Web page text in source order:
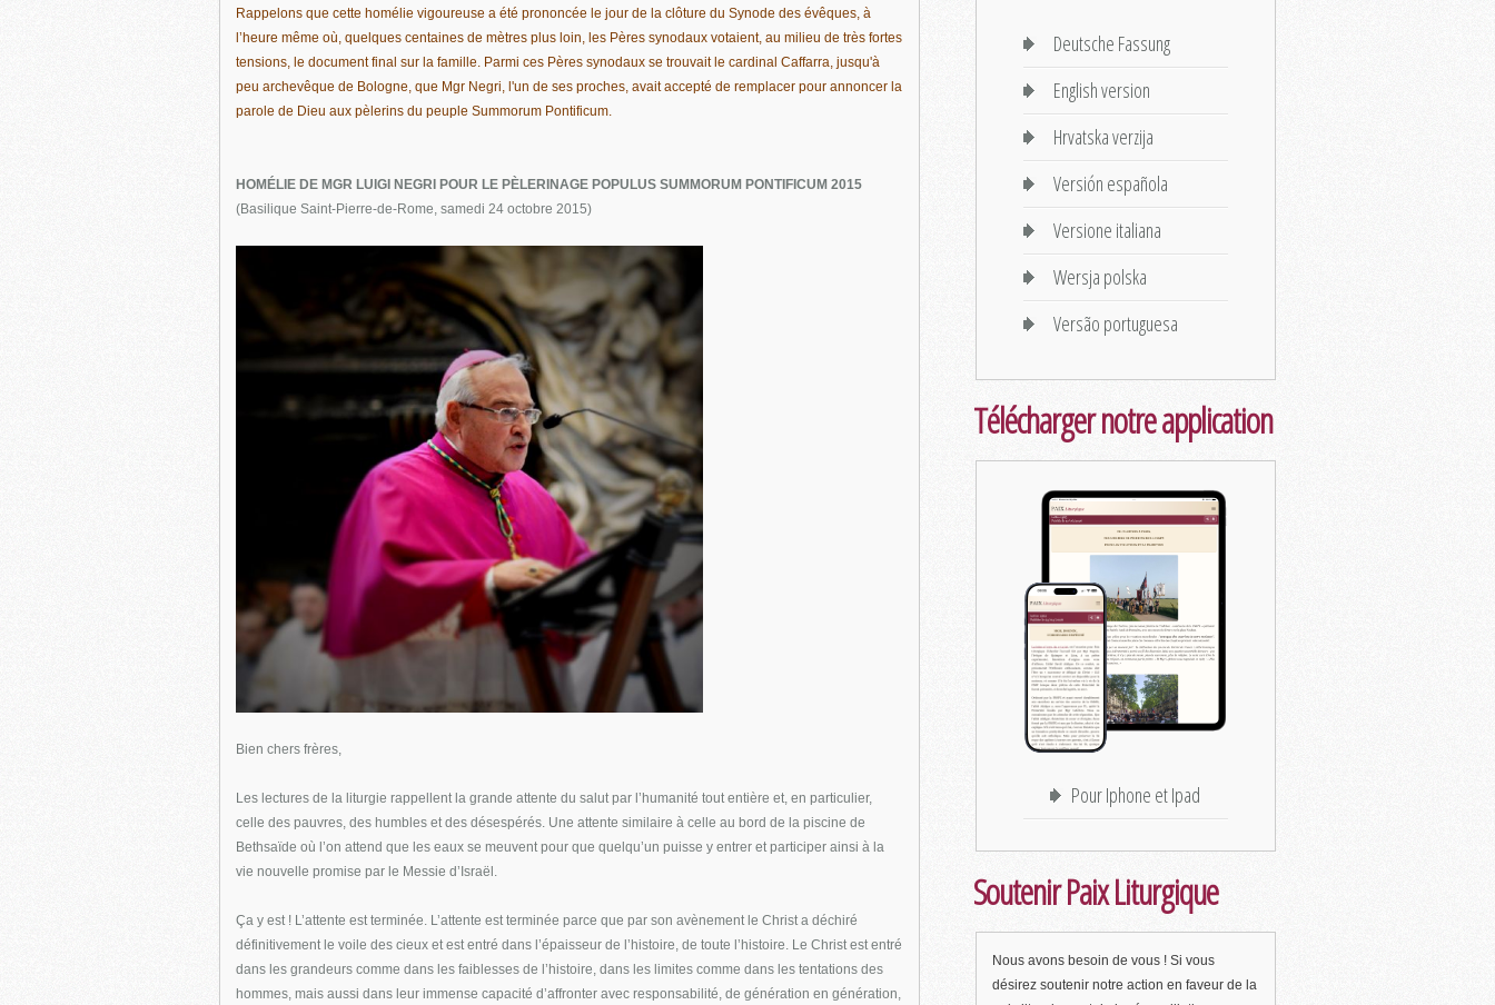
Rappelons que cette homélie vigoureuse a été prononcée le jour de la clôture du Synode des évêques, à
l’heure même où, quelques centaines de mètres plus loin, les Pères synodaux votaient, au milieu de très fortes
tensions, le document final sur la famille. Parmi ces Pères synodaux se trouvait le cardinal Caffarra, jusqu'à
peu archevêque de Bologne, que Mgr Negri, l'un de ses proches, avait accepté de remplacer pour annoncer la
parole de Dieu aux pèlerins du peuple Summorum Pontificum.
HOMÉLIE DE MGR LUIGI NEGRI POUR LE PÈLERINAGE POPULUS SUMMORUM PONTIFICUM 2015
(Basilique Saint-Pierre-de-Rome, samedi 24 octobre 2015)
Bien chers frères,
Les lectures de la liturgie rappellent la grande attente du salut par l’humanité tout entière et, en particulier,
celle des pauvres, des humbles et des désespérés. Une attente similaire à celle au bord de la piscine de
Bethsaïde où l’on attend que les eaux se meuvent pour que quelqu’un puisse y entrer et participer ainsi à la
vie nouvelle promise par le Messie d’Israël.
Ça y est ! L’attente est terminée. L’attente est terminée parce que par son avènement le Christ a déchiré
définitivement le voile des cieux et est entré dans l’épaisseur de l’histoire, de toute l’histoire. Le Christ est entré
dans les grandeurs comme dans les faiblesses de l’histoire, dans les limites comme dans les tentations des
hommes, mais aussi dans leur immense capacité d’affronter avec responsabilité, de génération en génération,
Deutsche Fassung
English version
Hrvatska verzija
Versión española
Versione italiana
Wersja polska
Versão portuguesa
Télécharger notre application
Pour Iphone et Ipad
Soutenir Paix Liturgique
Nous avons besoin de vous ! Si vous
désirez soutenir notre action en faveur de la